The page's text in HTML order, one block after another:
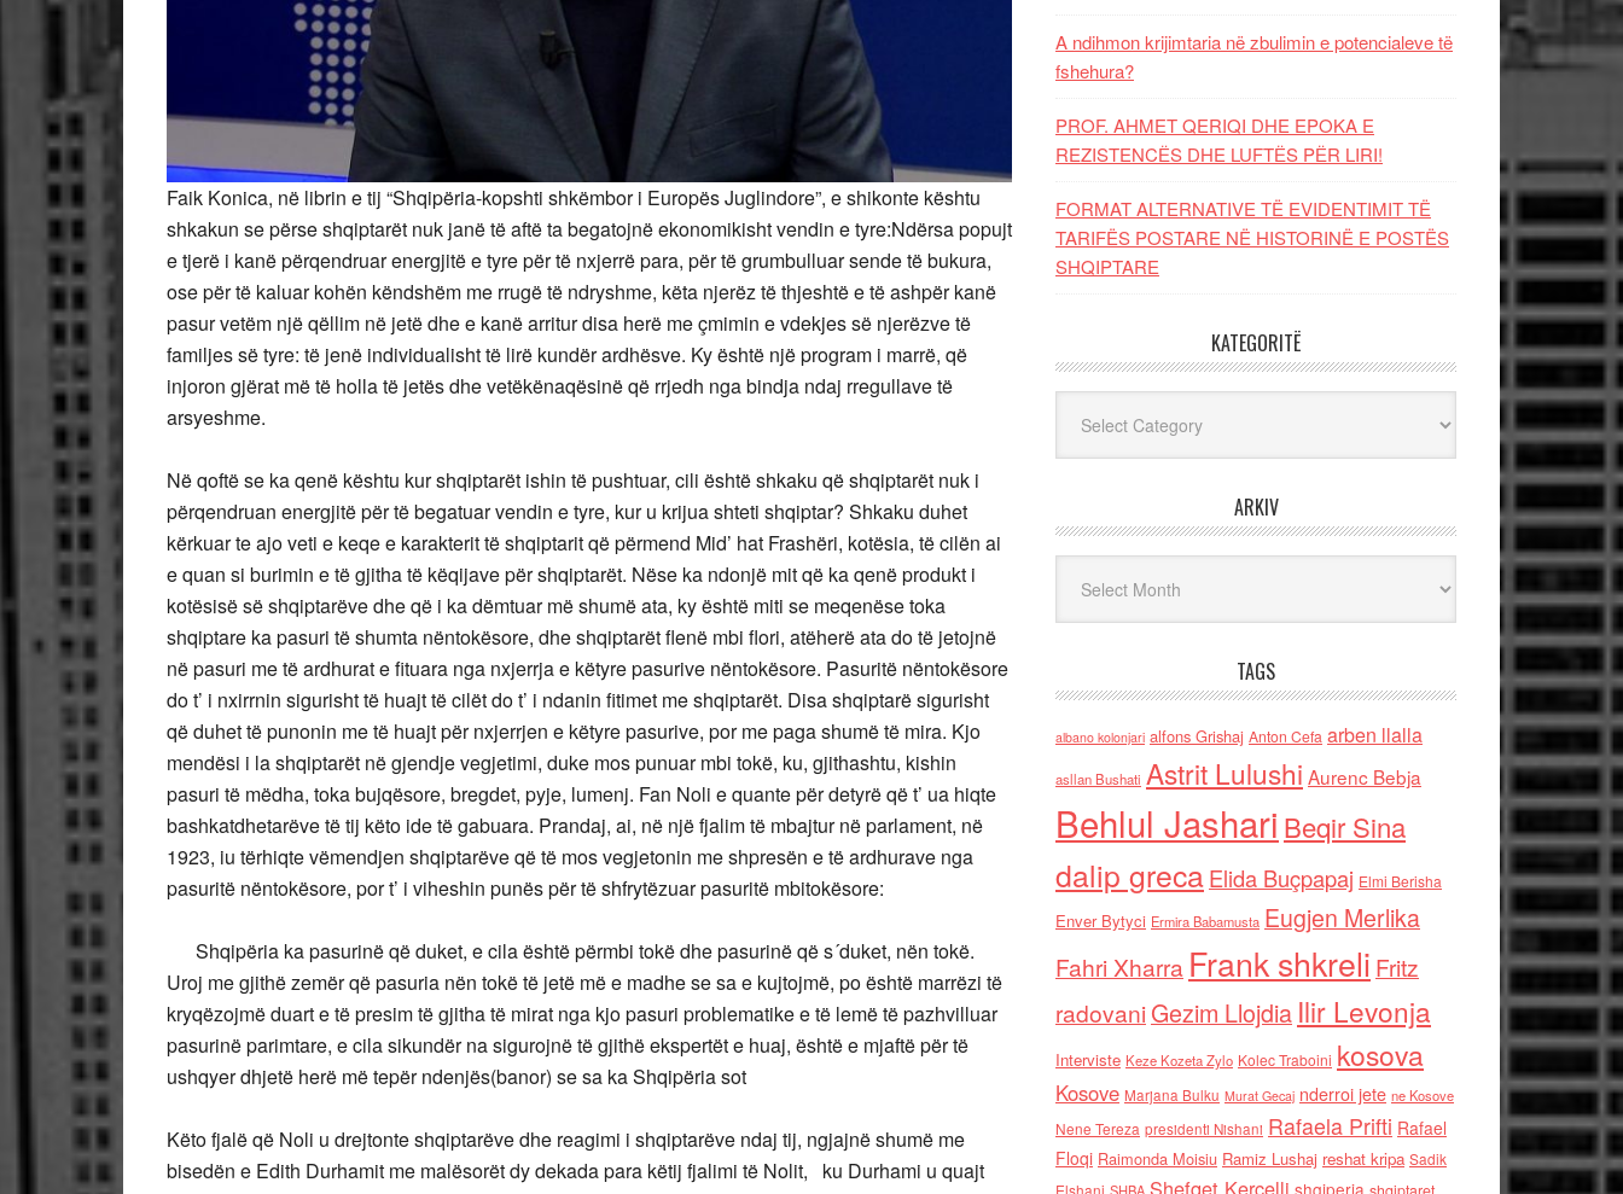
Faik Konica, në librin e tij “Shqipëria-kopshti shkëmbor i Europës Juglindore”, e shikonte kështu
shkakun se përse shqiptarët nuk janë të aftë ta begatojnë ekonomikisht vendin e tyre:Ndërsa popujt
e tjerë i kanë përqendruar energjitë e tyre për të nxjerrë para, për të grumbulluar sende të bukura,
ose për të kaluar kohën këndshëm me rrugë të ndryshme, këta njerëz të thjeshtë e të ashpër kanë
pasur vetëm një qëllim në jetë dhe e kanë arritur disa herë me çmimin e vdekjes së njerëzve të
familjes së tyre: të jenë individualisht të lirë kundër ardhësve. Ky është një program i marrë, që
injoron gjërat më të holla të jetës dhe vetëkënaqësinë që rrjedh nga bindja ndaj rregullave të
arsyeshme.
Në qoftë se ka qenë kështu kur shqiptarët ishin të pushtuar, cili është shkaku që shqiptarët nuk i
përqendruan energjitë për të begatuar vendin e tyre, kur u krijua shteti shqiptar? Shkaku duhet
kërkuar te ajo veti e keqe e karakterit të shqiptarit që përmend Mid’ hat Frashëri, kotësia, të cilën ai
e quan si burimin e të gjitha të këqijave për shqiptarët. Nëse ka ndonjë mit që ka qenë produkt i
kotësisë së shqiptarëve dhe që i ka dëmtuar më shumë ata, ky është miti se meqenëse toka
shqiptare ka pasuri të shumta nëntokësore, dhe shqiptarët flenë mbi flori, atëherë ata do të jetojnë
në pasuri me të ardhurat e fituara nga nxjerrja e këtyre pasurive nëntokësore. Pasuritë nëntokësore
do t’ i nxirrnin sigurisht të huajt të cilët do t’ i ndanin fitimet me shqiptarët. Disa shqiptarë sigurisht
që duhet të punonin me të huajt për nxjerrjen e këtyre pasurive, por me paga shumë të mira. Kjo
mendësi i la shqiptarët në gjendje vegjetimi, duke mos punuar mbi tokë, ku, gjithashtu, kishin
pasuri të mëdha, toka bujqësore, bregdet, pyje, lumenj. Fan Noli e quante për detyrë që t’ ua hiqte
bashkatdhetarëve të tij këto ide të gabuara. Prandaj, ai, në një fjalim të mbajtur në parlament, në
1923, iu tërhiqte vëmendjen shqiptarëve që të mos vegjetonin me shpresën e të ardhurave nga
pasuritë nëntokësore, por t’ i viheshin punës për të shfrytëzuar pasuritë mbitokësore:
Shqipëria ka pasurinë që duket, e cila është përmbi tokë dhe pasurinë që s´duket, nën tokë.
Uroj me gjithë zemër që pasuria nën tokë të jetë më e madhe se sa e kujtojmë, po është marrëzi të
kryqëzojmë duart e të presim të gjitha të mirat nga kjo pasuri problematike e të lemë të pazhvilluar
pasurinë parimtare, e cila sikundër na sigurojnë të gjithë ekspertët e huaj, është e mjaftë për të
ushqyer dhjetë herë më tepër ndenjës(banor) se sa ka Shqipëria sot
Këto fjalë që Noli u drejtonte shqiptarëve dhe reagimi i shqiptarëve ndaj tij, ngjajnë shumë me
bisedën e Edith Durhamit me malësorët dy dekada para këtij fjalimi të Nolit, ku Durhami u quajt
A ndihmon krijimtaria në zbulimin e potencialeve të
fshehura?
PROF. AHMET QERIQI DHE EPOKA E
REZISTENCЁS DHE LUFTЁS PЁR LIRI!
FORMAT ALTERNATIVE TË EVIDENTIMIT TË
TARIFËS POSTARE NË HISTORINË E POSTËS
SHQIPTARE
KATEGORITË
ARKIV
TAGS
albano kolonjari alfons Grishaj Anton Cefa arben llalla
asllan Bushati Astrit Lulushi Aurenc Bebja
Behlul Jashari Beqir Sina
dalip grecaElida Buçpapaj Elmi Berisha
Enver Bytyci Ermira Babamusta Eugjen Merlika
Fahri Xharra Frank shkreli Fritz
radovaniGezim Llojdia Ilir Levonja
Interviste Keze Kozeta Zylo Kolec Traboini kosova
Kosove Marjana Bulku Murat Gecaj nderroi jete ne Kosove
Nene Tereza presidenti Nishani Rafaela Prifti Rafael
Floqi Raimonda Moisiu Ramiz Lushaj reshat kripa Sadik
Elshani
Shefqet Kercelli shqiperia